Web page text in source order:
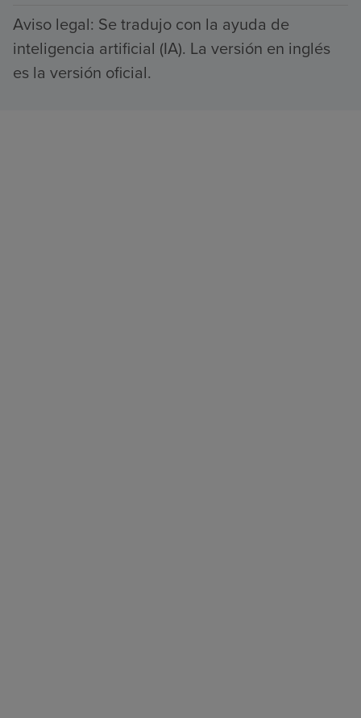
Aviso legal: Se tradujo con la ayuda de
inteligencia artificial (IA). La versión en inglés
es la versión oficial.